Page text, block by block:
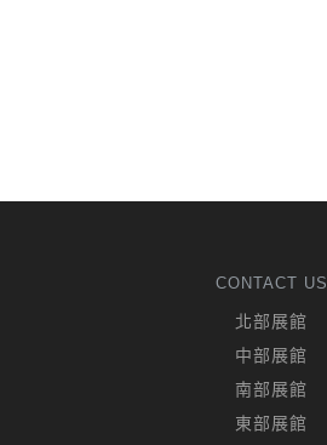
CONTACT US
北部展館
中部展館
南部展館
東部展館